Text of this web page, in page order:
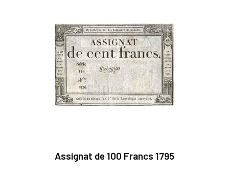
Assignat de 100 Francs 1795